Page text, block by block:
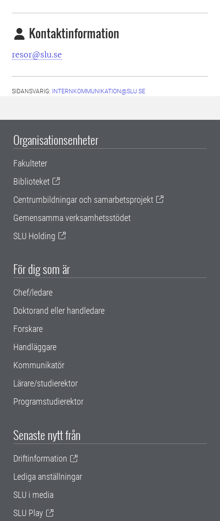
Kontaktinformation
resor@slu.se
SIDANSVARIG: INTERNKOMMUNIKATION@SLU.SE
Organisationsenheter
Fakulteter
Biblioteket
Centrumbildningar och samarbetsprojekt
Gemensamma verksamhetsstödet
SLU Holding
För dig som är
Chef/ledare
Doktorand eller handledare
Forskare
Handläggare
Kommunikatör
Lärare/studierektor
Programstudierektor
Senaste nytt från
Driftinformation
Lediga anställningar
SLU i media
SLU Play